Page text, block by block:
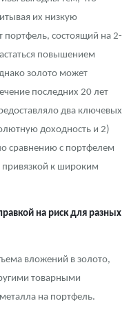
их низкую
портфель, состоящий на 2-
повышением
золото может
последних 20 лет
два ключевых
доходность и 2)
сравнению с портфелем
привязкой к широким
на риск для разных
вложений в золото,
товарными
на портфель.